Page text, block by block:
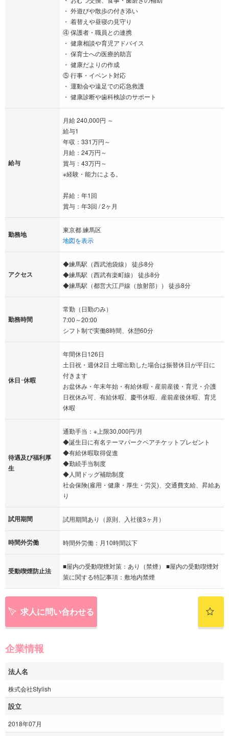
・ 外遊びや散歩の付き添い
・ 着替えや昼寝の見守り
④ 保護者・職員との連携
・ 健康相談や育児アドバイス
・ 保育士への医療的助言
・ 健康だよりの作成
⑤ 行事・イベント対応
・ 運動会や遠足での応急救護
・ 健康診断や歯科検診のサポート
給与
月給 240,000円 ～
給与1
年収：331万円～
月給：24万円～
賞与：43万円～
※経験・能力による。
昇給：年1回
賞与：年3回 / 2ヶ月
勤務地
東京都 練馬区
地図を表示
アクセス
◆練馬駅（西武池袋線） 徒歩8分
◆練馬駅（西武有楽町線） 徒歩8分
◆練馬駅（都営大江戸線（放射部）） 徒歩8分
勤務時間
常勤（日勤のみ）
7:00～20:00
シフト制で実働8時間、休憩60分
休日･休暇
年間休日126日
土日祝・週休2日 土曜出勤した場合は振替休日が平日に
付きます
お盆休み・年末年始・有給休暇・産前産後・育児・介護
日祝休み可、有給休暇、慶弔休暇、産前産後休暇、育児
休暇
待遇及び福利厚
生
通勤手当：※上限30,000円/月
◆誕生日に有名テーマパークペアチケットプレゼント
◆有給休暇取得促進
◆勤続手当制度
◆人間ドッグ補助制度
社会保険(雇用・健康・厚生・労災)、交通費支給、昇給あ
り
試用期間 試用期間あり（原則、入社後3ヶ月）
時間外労働 時間外労働：月10時間以下
受動喫煙防止法
■屋内の受動喫煙対策：あり（禁煙） ■屋内の受動喫煙対
策に関する特記事項：敷地内禁煙
求人に問い合わせる
企業情報
法人名
株式会社Stylish
設立
2018年07月